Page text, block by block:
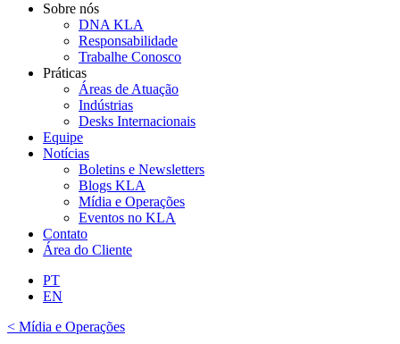
Sobre nós
DNA KLA
Responsabilidade
Trabalhe Conosco
Práticas
Áreas de Atuação
Indústrias
Desks Internacionais
Equipe
Notícias
Boletins e Newsletters
Blogs KLA
Mídia e Operações
Eventos no KLA
Contato
Área do Cliente
PT
EN
< Mídia e Operações